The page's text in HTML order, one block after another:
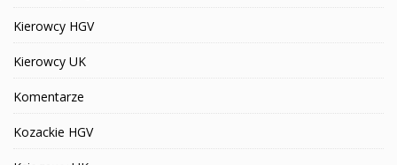
Kierowcy HGV
Kierowcy UK
Komentarze
Kozackie HGV